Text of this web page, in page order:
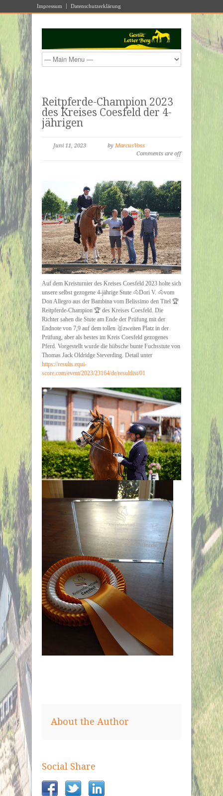
Impressum Datenschutzerklärung
Reitpferde-Champion 2023
des Kreises Coesfeld der 4-
jährigen
Juni 11, 2023 by MarcusVoss
Comments are off
Auf dem Kreisturnier des Kreises Coesfeld 2023 holte sich
unsere selbst gezogene 4-jährige Stute 🐴Dori V. 🐴vom
Don Allegro aus der Bambina vom Belissimo den Titel 🏆
Reitpferde-Champion 🏆 des Kreises Coesfeld. Die
Richter sahen die Stute am Ende der Prüfung mit der
Endnote von 7,9 auf dem tollen 🥈zweiten Platz in der
Prüfung, aber als bestes im Kreis Coesfeld gezogenes
Pferd. Vorgestellt wurde die hübsche bunte Fuchsstute von
Thomas Jack Oldridge Steverding. Detail unter
https://results.equi-
score.com/event/2023/23164/de/resultlist/01
About the Author
Social Share